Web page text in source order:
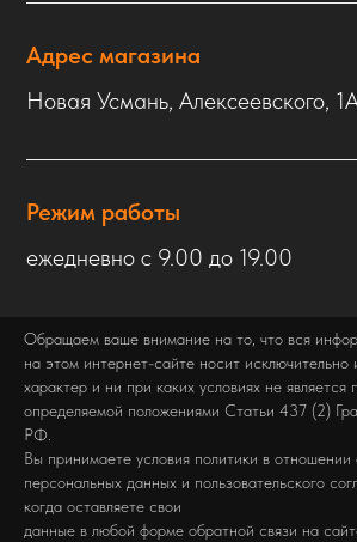
Адрес магазина
Новая Усмань, Алексеевского,
Режим работы
ежедневно с 9.00 до 19.00
Обращаем ваше внимание на то, что вся
на этом интернет-сайте носит
характер и ни при каких условиях не является
определяемой положениями Статьи 437 (2)
РФ.
Вы принимаете условия политики в отношении
персональных данных и пользовательского
когда оставляете свои
данные в любой форме обратной связи на